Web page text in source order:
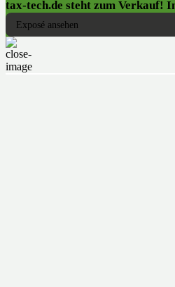
tax-tech.de steht zum Verkauf!
Exposé ansehen